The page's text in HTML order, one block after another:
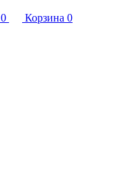
0 Корзина 0